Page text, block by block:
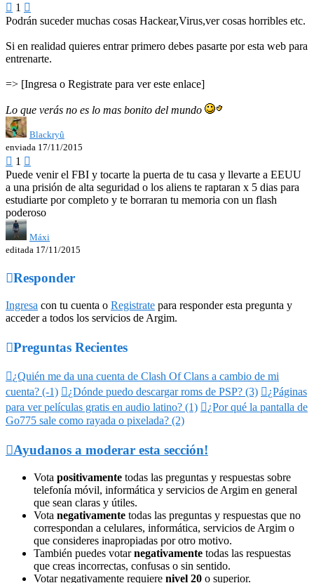
 1 
Podrán suceder muchas cosas Hackear,Virus,ver cosas horribles etc.
Si en realidad quieres entrar primero debes pasarte por esta web para
entrenarte.
=> [Ingresa o Registrate para ver este enlace]
Lo que verás no es lo mas bonito del mundo
Blackryû
enviada 17/11/2015
 1 
Puede venir el FBI y tocarte la puerta de tu casa y llevarte a EEUU
a una prisión de alta seguridad o los aliens te raptaran x 5 dias para
estudiarte por completo y te borraran tu memoria con un flash
poderoso
Máxi
editada 17/11/2015
Responder
Ingresa con tu cuenta o Registrate para responder esta pregunta y
acceder a todos los servicios de Argim.
Preguntas Recientes
¿Quién me da una cuenta de Clash Of Clans a cambio de mi
cuenta? (-1) ¿Dónde puedo descargar roms de PSP? (3) ¿Páginas
para ver películas gratis en audio latino? (1) ¿Por qué la pantalla de
Go775 sale como rayada o pixelada? (2)
Ayudanos a moderar esta sección!
Vota positivamente todas las preguntas y respuestas sobre
telefonía móvil, informática y servicios de Argim en general
que sean claras y útiles.
Vota negativamente todas las preguntas y respuestas que no
correspondan a celulares, informática, servicios de Argim o
que consideres inapropiadas por otro motivo.
También puedes votarnegativamente todas las respuestas
que creas incorrectas, confusas o sin sentido.
Votar negativamente requiere nivel 20 o superior.